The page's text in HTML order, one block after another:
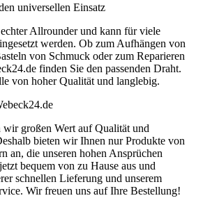
universellen Einsatz
Allrounder und kann für viele
werden. Ob zum Aufhängen von
von Schmuck oder zum Reparieren
finden Sie den passenden Draht.
von hoher Qualität und langlebig.
wir großen Wert auf Qualität und
bieten wir Ihnen nur Produkte von
an, die unseren hohen Ansprüchen
bequem von zu Hause aus und
schnellen Lieferung und unserem
Wir freuen uns auf Ihre Bestellung!